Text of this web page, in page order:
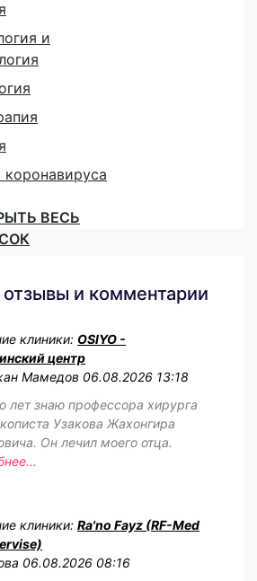
и
коронавируса
ВЕСЬ
и комментарии
клиники: OSIYO -
центр
Мамедов 06.08.2026 13:18
лет знаю профессора хирурга
Узакова Жахонгира
Он лечил моего отца.
клиники: Ra'no Fayz (RF-Med
06.08.2026 08:16